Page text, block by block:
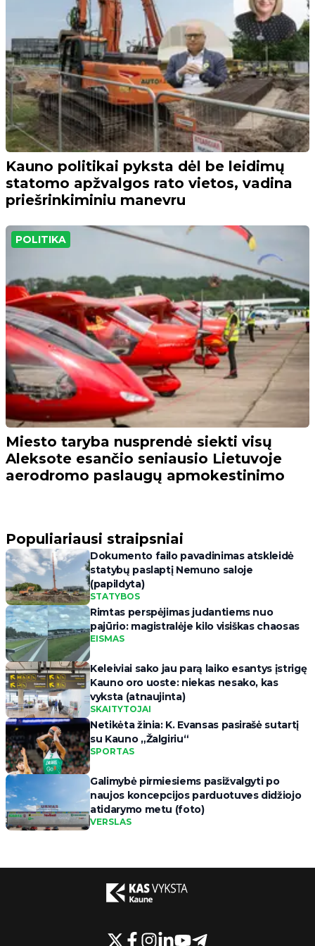
Kauno politikai pyksta dėl be leidimų
statomo apžvalgos rato vietos, vadina
priešrinkiminiu manevru
POLITIKA
Miesto taryba nusprendė siekti visų
Aleksote esančio seniausio Lietuvoje
aerodromo paslaugų apmokestinimo
Populiariausi straipsniai
Dokumento failo pavadinimas atskleidė
statybų paslaptį Nemuno saloje
(papildyta)
STATYBOS
Rimtas perspėjimas judantiems nuo
pajūrio: magistralėje kilo visiškas chaosas
EISMAS
Keleiviai sako jau parą laiko esantys įstrigę
Kauno oro uoste: niekas nesako, kas
vyksta (atnaujinta)
SKAITYTOJAI
Netikėta žinia: K. Evansas pasirašė sutartį
su Kauno „Žalgiriu“
SPORTAS
Galimybė pirmiesiems pasižvalgyti po
naujos koncepcijos parduotuves didžiojo
atidarymo metu (foto)
VERSLAS